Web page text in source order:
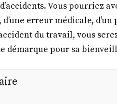
Vous pourriez
erreur médicale,
du travail, vous
démarque pour sa